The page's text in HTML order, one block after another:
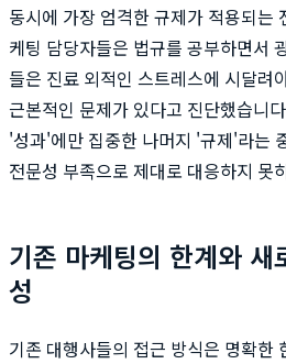
동시에 가장 엄격한 규제가 적용되는
케팅 담당자들은 법규를 공부하면서
들은 진료 외적인 스트레스에 시달려
근본적인 문제가 있다고 진단했습니
'성과'에만 집중한 나머지 '규제'라는
전문성 부족으로 제대로 대응하지 못
기존 마케팅의 한계와
성
기존 대행사들의 접근 방식은 명확한